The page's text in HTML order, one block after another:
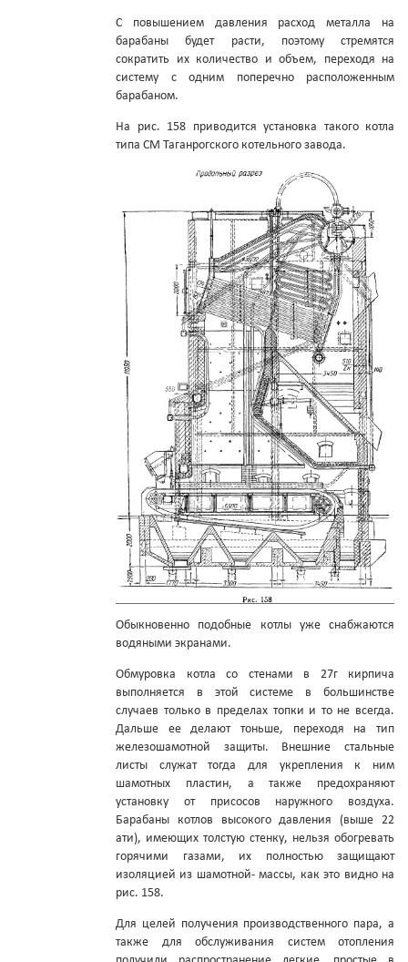
С повышением давления расход металла на
барабаны будет расти, поэтому стремятся
сократить их количество и объем, переходя на
систему с одним поперечно расположенным
барабаном.
На рис. 158 приводится установка такого котла
типа СМ Таганрогского котельного завода.
Обыкновенно подобные котлы уже снабжаются
водяными экранами.
Обмуровка котла со стенами в 27г кирпича
выполняется в этой системе в большинстве
случаев только в пределах топки и то не всегда.
Дальше ее делают тоньше, переходя на тип
железошамотной защиты. Внешние стальные
листы служат тогда для укрепления к ним
шамотных пластин, а также предохраняют
установку от присосов наружного воздуха.
Барабаны котлов высокого давления (выше 22
ати), имеющих толстую стенку, нельзя обогревать
горячими газами, их полностью защищают
изоляцией из шамотной- массы, как это видно на
рис. 158.
Для целей получения производственного пара, а
также для обслуживания систем отопления